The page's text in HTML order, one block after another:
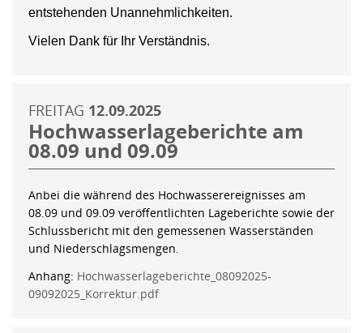
entstehenden Unannehmlichkeiten.
Vielen Dank für Ihr Verständnis.
FREITAG 12.09.2025
Hochwasserlageberichte am
08.09 und 09.09
Anbei die während des Hochwasserereignisses am
08.09 und 09.09 veröffentlichten Lageberichte sowie der
Schlussbericht mit den gemessenen Wasserständen
und Niederschlagsmengen.
Anhang: Hochwasserlageberichte_08092025-
09092025_Korrektur.pdf